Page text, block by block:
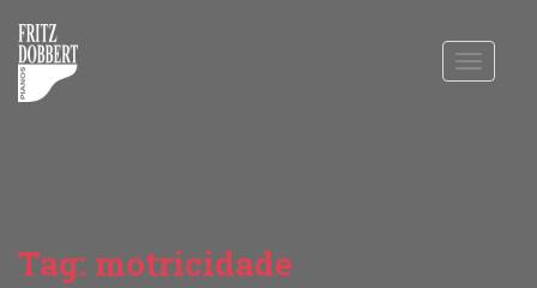
Tag: motricidade